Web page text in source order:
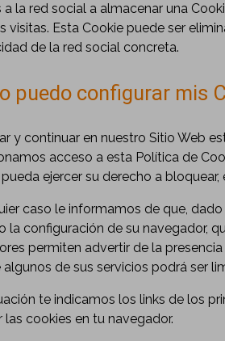
a la red social a almacenar una
visitas. Esta Cookie puede ser
de la red social concreta.
puedo configurar mis
y continuar en nuestro Sitio Web
acceso a esta Política de
ejercer su derecho a
caso le informamos de que,
la configuración de su navegador,
permiten advertir de la
algunos de sus servicios podrá ser
te indicamos los links de los
las cookies en tu navegador.